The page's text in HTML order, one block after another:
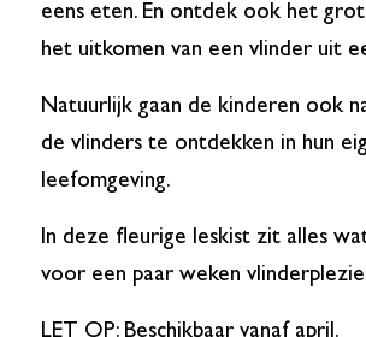
eens eten. En ontdek ook het
het uitkomen van een vlinder uit
Natuurlijk gaan de kinderen ook
de vlinders te ontdekken in hun
leefomgeving.
In deze fleurige leskist zit alles
voor een paar weken